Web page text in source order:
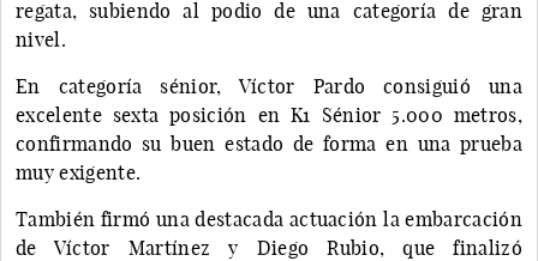
regata, subiendo al podio de una categoría de gran
nivel.
En categoría sénior, Víctor Pardo consiguió una
excelente sexta posición en K1 Sénior 5.000 metros,
confirmando su buen estado de forma en una prueba
muy exigente.
También firmó una destacada actuación la embarcación
de Víctor Martínez y Diego Rubio, que finalizó